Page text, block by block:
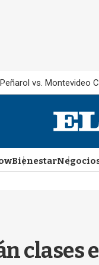
Peñarol vs. Montevideo
Bienestar